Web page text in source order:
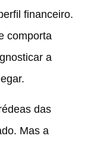
financeiro.
comporta
a
das
Mas a